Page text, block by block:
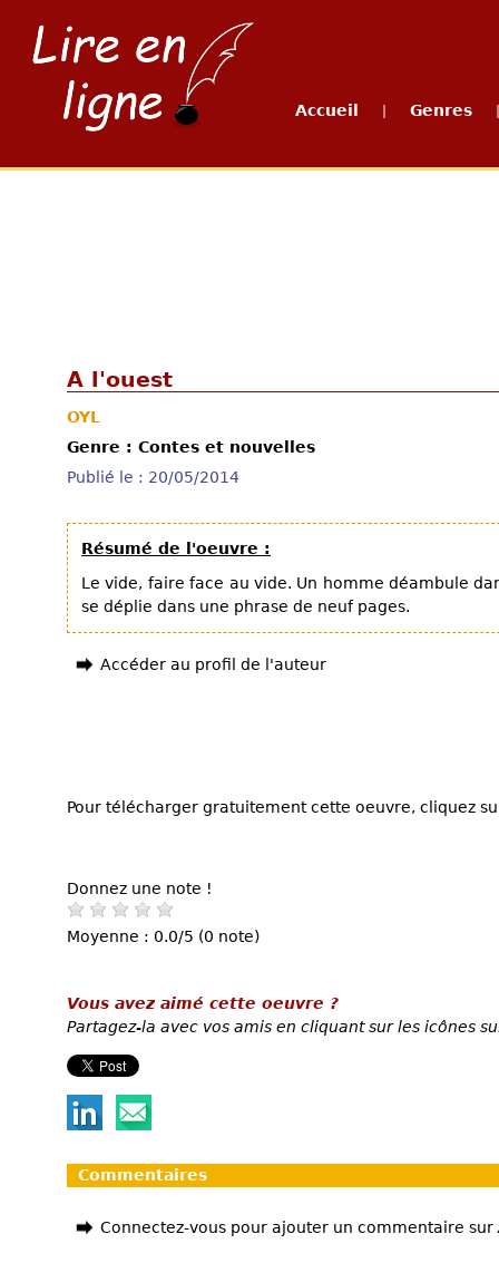
Accueil Genres
A l'ouest
OYL
Genre : Contes et nouvelles
Publié le : 20/05/2014
Résumé de l'oeuvre :
Le vide, faire face au vide. Un homme déambule
se déplie dans une phrase de neuf pages.
Accéder au profil de l'auteur
Pour télécharger gratuitement cette oeuvre, cliquez
Donnez une note !
Moyenne : 0.0/5 (0 note)
Vous avez aimé cette oeuvre ?
Partagez-la avec vos amis en cliquant sur les icônes
Commentaires
Connectez-vous pour ajouter un commentaire sur